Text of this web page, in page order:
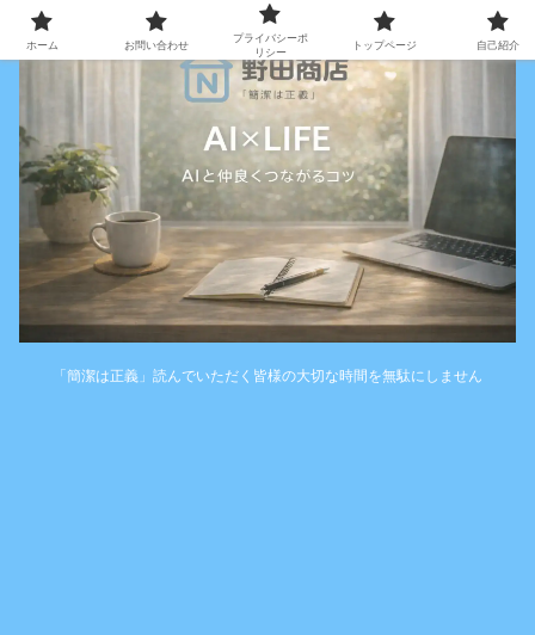
「簡潔は正義」読んでいただく皆様の大切な時間を無駄にしません
ホーム お問い合わせ
プライバシーポ
リシー
トップページ 自己紹介